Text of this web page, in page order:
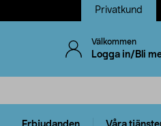
Privatkund
Välkommen
Logga in/Bli